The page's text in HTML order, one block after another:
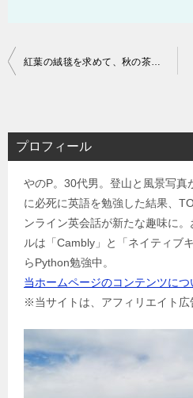
投
ビ
ゲ
紅葉の絨毯を求めて、秋の茶臼岳（那須岳）日帰り登山 コースタイム実績：2時間
プロフィール
やのP。30代男。登山と風景写真
に必死に英語を勉強した結果、
ンライン英会話が新たな趣味に
ルは「Cambly」と「ネイティブ
らPython勉強中。
当ホームページのコンテンツにつ
※当サイトは、アフィリエイト広